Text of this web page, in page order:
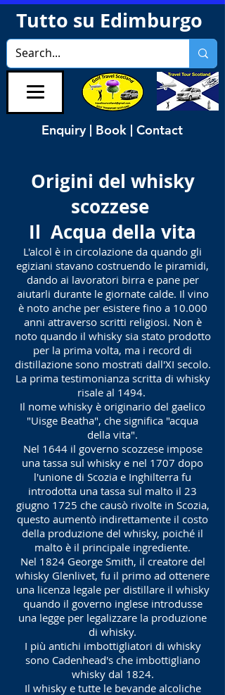
Tutto su Edimburgo
Enquiry | Book | Contact
Origini del whisky
scozzese
Il Acqua della vita
L'alcol è in circolazione da quando gli
egiziani stavano costruendo le piramidi,
dando ai lavoratori birra e pane per
aiutarli durante le giornate calde. Il vino
è noto anche per esistere fino a 10.000
anni attraverso scritti religiosi. Non è
noto quando il whisky sia stato prodotto
per la prima volta, ma i record di
distillazione sono mostrati dall'XI secolo.
La prima testimonianza scritta di whisky
risale al 1494.
Il nome whisky è originario del gaelico
"Uisge Beatha", che significa "acqua
della vita".
Nel 1644 il governo scozzese impose
una tassa sul whisky e nel 1707 dopo
l'unione di Scozia e Inghilterra fu
introdotta una tassa sul malto il 23
giugno 1725 che causò rivolte in Scozia,
questo aumentò indirettamente il costo
della produzione del whisky, poiché il
malto è il principale ingrediente.
Nel 1824 George Smith, il creatore del
whisky Glenlivet, fu il primo ad ottenere
una licenza legale per distillare il whisky
quando il governo inglese introdusse
una legge per legalizzare la produzione
di whisky.
I più antichi imbottigliatori di whisky
sono Cadenhead's che imbottigliano
whisky dal 1824.
Il whisky e tutte le bevande alcoliche